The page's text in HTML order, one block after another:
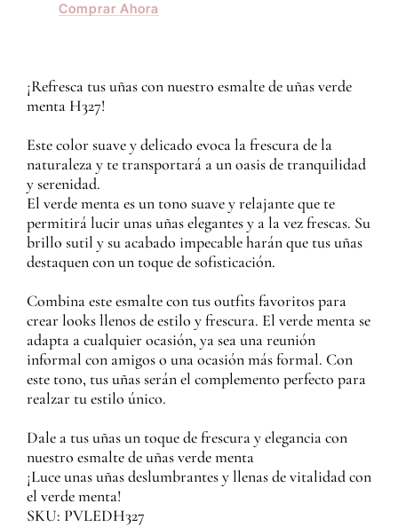
Comprar Ahora
¡Refresca tus uñas con nuestro esmalte de uñas verde
menta H327!
Este color suave y delicado evoca la frescura de la
naturaleza y te transportará a un oasis de tranquilidad
y serenidad.
El verde menta es un tono suave y relajante que te
permitirá lucir unas uñas elegantes y a la vez frescas. Su
brillo sutil y su acabado impecable harán que tus uñas
destaquen con un toque de sofisticación.
Combina este esmalte con tus outfits favoritos para
crear looks llenos de estilo y frescura. El verde menta se
adapta a cualquier ocasión, ya sea una reunión
informal con amigos o una ocasión más formal. Con
este tono, tus uñas serán el complemento perfecto para
realzar tu estilo único.
Dale a tus uñas un toque de frescura y elegancia con
nuestro esmalte de uñas verde menta
¡Luce unas uñas deslumbrantes y llenas de vitalidad con
el verde menta!
SKU: PVLEDH327